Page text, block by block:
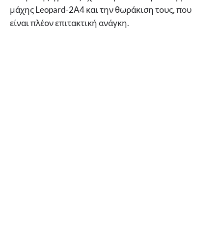
μάχης Leopard-2A4 και την θωράκιση τους, που
είναι πλέον επιτακτική ανάγκη.